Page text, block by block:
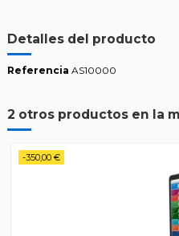
Detalles del producto
Referencia AS10000
2 otros productos en la
-350,00 €